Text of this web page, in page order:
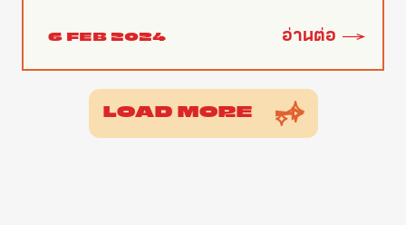
อ่านต่อ
6 FEB 2024
LOAD MORE